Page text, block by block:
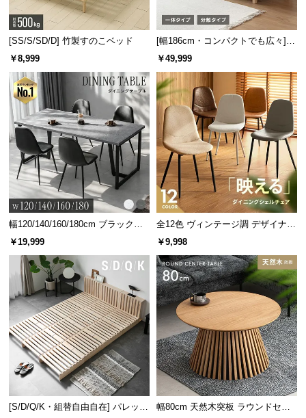
[SS/S/SD/D] 竹製すのこベッド
￥8,999
[幅186cm・コンパクトでも広々] 3
人掛けソファベッド リクライニン
￥49,999
幅120/140/160/180cm ブラックフ
レーム ダイニング 大理石調 4人掛
￥19,999
全12色 ヴィンテージ調 デザイナー
ズシェルチェア
￥9,998
[S/D/Q/K・組替自由自在] パレット
幅80cm 天然木突板 ラウンドセン